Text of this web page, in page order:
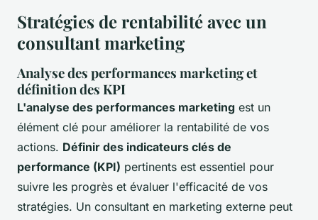
Stratégies de rentabilité avec un
consultant marketing
Analyse des performances marketing et
définition des KPI
L'analyse des performances marketing est un
élément clé pour améliorer la rentabilité de vos
actions. Définir des indicateurs clés de
performance (KPI) pertinents est essentiel pour
suivre les progrès et évaluer l'efficacité de vos
stratégies. Un consultant en marketing externe peut